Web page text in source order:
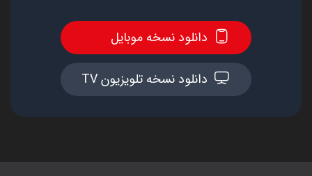
دانلود نسخه موبایل
دانلود نسخه تلویزیون TV